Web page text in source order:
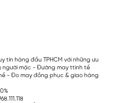
tín hàng đầu TPHCM với những ưu
người mặc - Đường may ttinh tế
- Đo may đồng phục & giao hàng